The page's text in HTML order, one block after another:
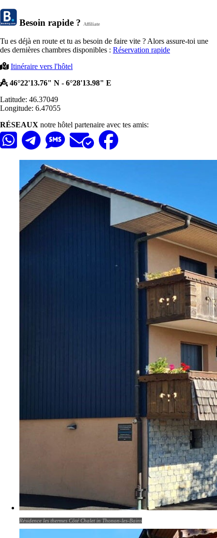
Besoin rapide ? Affiliate
Tu es déjà en route et tu as besoin de faire vite ? Alors assure-toi une
des dernières chambres disponibles : Réservation rapide
Itinéraire vers l'hôtel
46°22'13.76" N - 6°28'13.98" E
Latitude: 46.37049
Longitude: 6.47055
RÉSEAUX notre hôtel partenaire avec tes amis:
Résidence les thermes Côté Chalet in Thonon-les-Bains